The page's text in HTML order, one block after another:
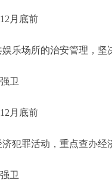
月底前
场所的治安管理，坚
卫
月底前
罪活动，重点查办经
卫